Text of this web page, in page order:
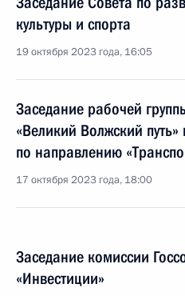
культуры и спорта
19 октября 2023 года, 16:05
Заседание рабочей
«Великий Волжский путь»
по направлению
17 октября 2023 года, 18:00
Заседание комиссии
«Инвестиции»